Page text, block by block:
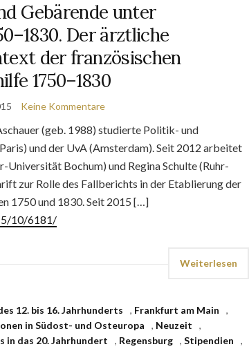
Gebärende unter
Der ärztliche
der französischen
1750–1830
Keine Kommentare
(geb. 1988) studierte Politik- und
und der UvA (Amsterdam). Seit 2012 arbeitet
Universität Bochum) und Regina Schulte (Ruhr-
zur Rolle des Fallberichts in der Etablierung der
1750 und 1830. Seit 2015 […]
10/6181/
Weiterlesen
12. bis 16. Jahrhunderts , Frankfurt am Main
,
in Südost- und Osteuropa , Neuzeit
,
in das 20. Jahrhundert
, Regensburg , Stipendien
,